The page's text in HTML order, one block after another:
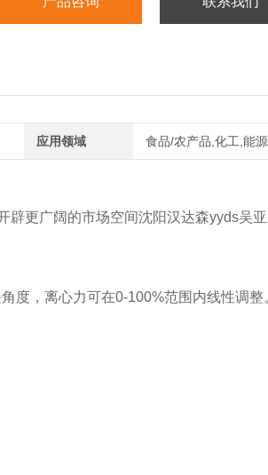
应用领域 食品/农产品,化工,能
更广阔的市场空间沈阳汉达森yyds吴亚
度，离心力可在0-100%范围内线性调整